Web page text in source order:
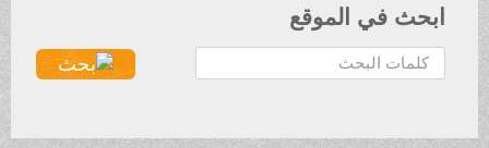
ابحث في الموقع
ح